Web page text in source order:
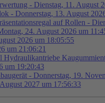
- Dienstag, 11. August
- Donnerstag, 13. August
auf Rollen -
24. August 2026 um
2026 um 18:05:55
um 21:06:21
um 19:20:43
- Donnerstag, 19.
2027 um 17:56:33